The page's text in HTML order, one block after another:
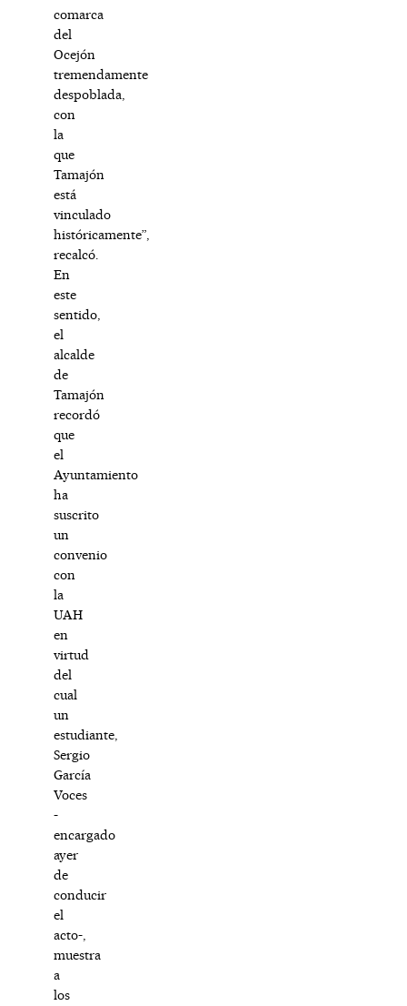
comarca
del
Ocejón
tremendamente
despoblada,
con
la
que
Tamajón
está
vinculado
históricamente”,
recalcó.
En
este
sentido,
el
alcalde
de
Tamajón
recordó
que
el
Ayuntamiento
ha
suscrito
un
convenio
con
la
UAH
en
virtud
del
cual
un
estudiante,
Sergio
García
Voces
-
encargado
ayer
de
conducir
el
acto-,
muestra
a
los